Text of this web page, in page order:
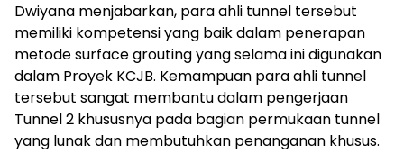
Dwiyana menjabarkan, para ahli tunnel tersebut
memiliki kompetensi yang baik dalam penerapan
metode surface grouting yang selama ini digunakan
dalam Proyek KCJB. Kemampuan para ahli tunnel
tersebut sangat membantu dalam pengerjaan
Tunnel 2 khususnya pada bagian permukaan tunnel
yang lunak dan membutuhkan penanganan khusus.